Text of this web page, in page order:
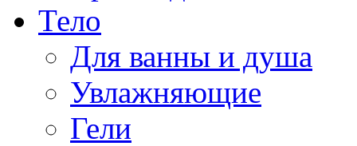
Тело
Для ванны и душа
Увлажняющие
Гели